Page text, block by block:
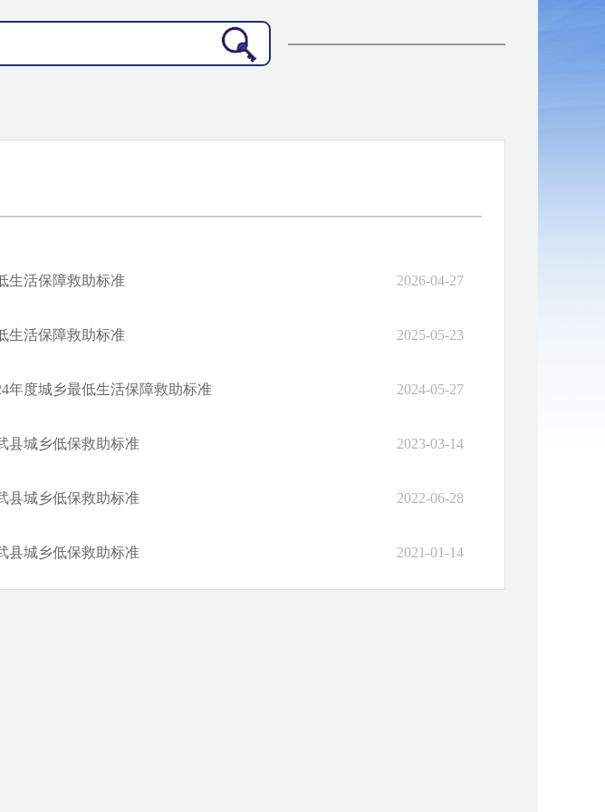
生活保障救助标准 2026-04-27
生活保障救助标准 2025-05-23
年度城乡最低生活保障救助标准 2024-05-27
县城乡低保救助标准 2023-03-14
县城乡低保救助标准 2022-06-28
县城乡低保救助标准 2021-01-14